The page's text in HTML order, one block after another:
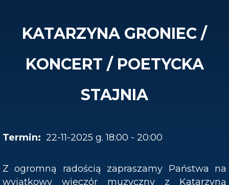
KATARZYNA GRONIEC /
KONCERT / POETYCKA
STAJNIA
22-11-2025 g. 18:00 - 20:00
Z ogromną radością zapraszamy Państwa na
wyjątkowy wieczór muzyczny z Katarzyną